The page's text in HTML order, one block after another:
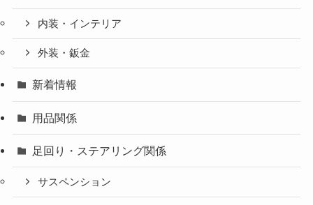
内装・インテリア
外装・鈑金
新着情報
用品関係
足回り・ステアリング関係
サスペンション